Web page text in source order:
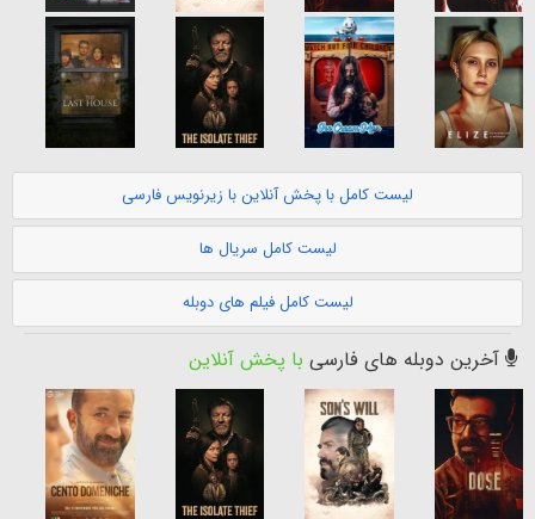
لیست کامل با پخش آنلاین با زیرنویس فارسی
لیست کامل سریال ها
لیست کامل فیلم های دوبله
آخرین دوبله های فارسی با پخش آنلاین